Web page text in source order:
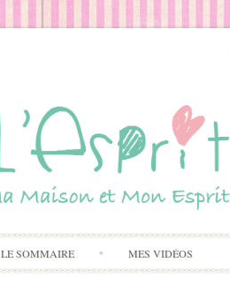
LE SOMMAIRE MES VIDÉOS